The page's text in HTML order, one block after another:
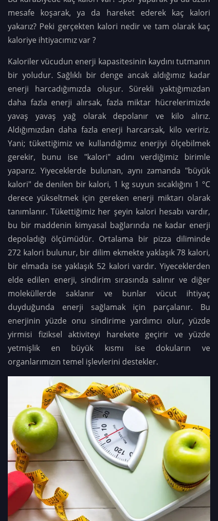
mesafe koşarak, ya da hareket ederek kaç kalori
yakarız? Peki gerçekten kalori nedir ve tam olarak kaç
kaloriye ihtiyacımız var ?
Kaloriler vücudun enerji kapasitesinin kaydını tutmanın
bir yoludur. Sağlıklı bir denge ancak aldığımız kadar
enerji harcadığımızda oluşur. Sürekli yaktığımızdan
daha fazla enerji alırsak, fazla miktar hücrelerimizde
yavaş yavaş yağ olarak depolanır ve kilo alırız.
Aldığımızdan daha fazla enerji harcarsak, kilo veririz.
Yani; tükettiğimiz ve kullandığımız enerjiyi ölçebilmek
gerekir, bunu ise "kalori" adını verdiğimiz birimle
yaparız. Yiyeceklerde bulunan, aynı zamanda "büyük
kalori" de denilen bir kalori, 1 kg suyun sıcaklığını 1 °C
derece yükseltmek için gereken enerji miktarı olarak
tanımlanır. Tükettiğimiz her şeyin kalori hesabı vardır,
bu bir maddenin kimyasal bağlarında ne kadar enerji
depoladığı ölçümüdür. Ortalama bir pizza diliminde
272 kalori bulunur, bir dilim ekmekte yaklaşık 78 kalori,
bir elmada ise yaklaşık 52 kalori vardır. Yiyeceklerden
elde edilen enerji, sindirim sırasında salınır ve diğer
moleküllerde saklanır ve bunlar vücut ihtiyaç
duyduğunda enerji sağlamak için parçalanır. Bu
enerjinin yüzde onu sindirime yardımcı olur, yüzde
yirmisi fiziksel aktiviteyi harekete geçirir ve yüzde
yetmişlik en büyük kısmı ise dokuların ve
organlarımızın temel işlevlerini destekler.